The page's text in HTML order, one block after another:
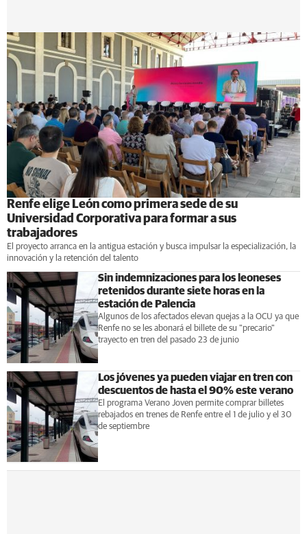
Renfe elige León como primera sede de su
Universidad Corporativa para formar a sus
trabajadores
El proyecto arranca en la antigua estación y busca impulsar la especialización, la
innovación y la retención del talento
Sin indemnizaciones para los leoneses
retenidos durante siete horas en la
estación de Palencia
Algunos de los afectados elevan quejas a la OCU ya que
Renfe no se les abonará el billete de su "precario"
trayecto en tren del pasado 23 de junio
Los jóvenes ya pueden viajar en tren con
descuentos de hasta el 90% este verano
El programa Verano Joven permite comprar billetes
rebajados en trenes de Renfe entre el 1 de julio y el 30
de septiembre